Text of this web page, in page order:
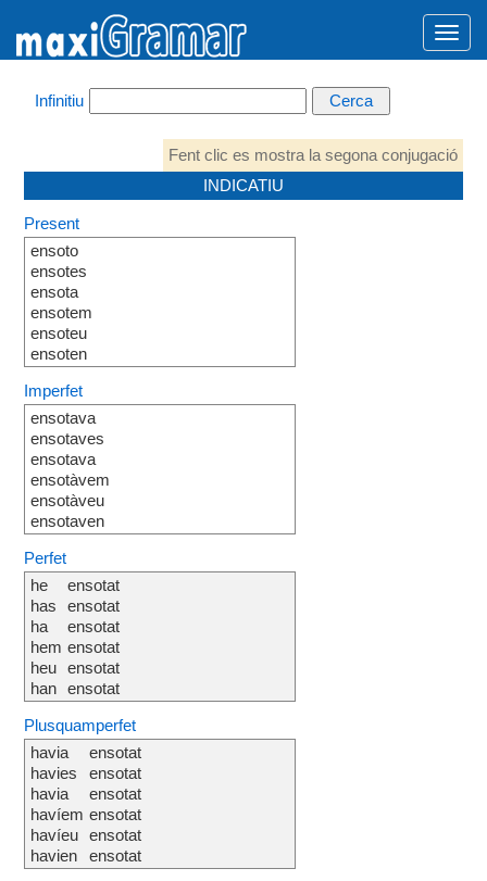
Infinitiu
Fent clic es mostra la segona conjugació
INDICATIU
Present
ensoto
ensotes
ensota
ensotem
ensoteu
ensoten
Imperfet
ensotava
ensotaves
ensotava
ensotàvem
ensotàveu
ensotaven
Perfet
he
has
ha
hem
heu
han
ensotat
ensotat
ensotat
ensotat
ensotat
ensotat
Plusquamperfet
havia
havies
havia
havíem
havíeu
havien
ensotat
ensotat
ensotat
ensotat
ensotat
ensotat